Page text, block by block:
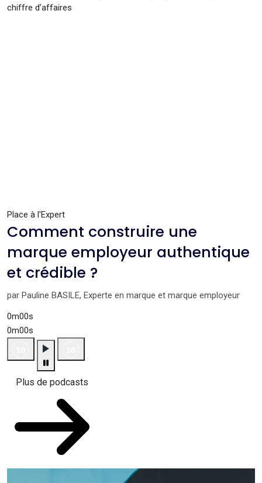
chiffre d’affaires
Place à l'Expert
Comment construire une
marque employeur authentique
et crédible ?
par Pauline BASILE, Experte en marque et marque employeur
0m00s
0m00s
Plus de podcasts